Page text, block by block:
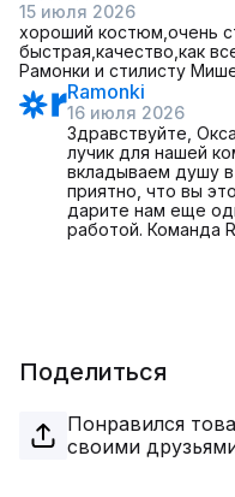
15 июля 2026
хороший костюм,очень
быстрая,качество,как
Рамонки и стилисту
Ramonki
16 июля 2026
Здравствуйте,
лучик для нашей
вкладываем душу
приятно, что вы
дарите нам еще
работой. Команда
Поделиться
Понравился
своими